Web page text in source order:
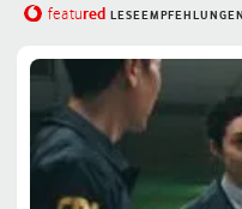
featured LESEEMPFEHLUNGEN